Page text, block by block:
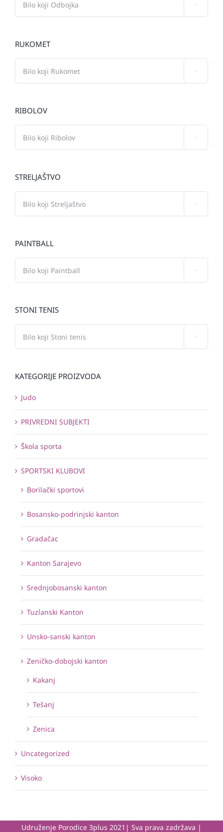
RUKOMET
RIBOLOV
STRELJAŠTVO
PAINTBALL
STONI TENIS
KATEGORIJE PROIZVODA
Judo
PRIVREDNI SUBJEKTI
Škola sporta
SPORTSKI KLUBOVI
Borilački sportovi
Bosansko-podrinjski kanton
Gradačac
Kanton Sarajevo
Srednjobosanski kanton
Tuzlanski Kanton
Unsko-sanski kanton
Zeničko-dobojski kanton
Kakanj
Tešanj
Zenica
Uncategorized
Visoko
Udruženje Porodice 3plus 2021| Sva prava zadržava |